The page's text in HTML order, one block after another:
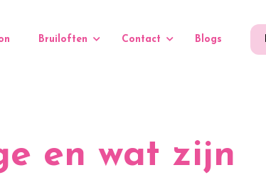
Bruiloften Contact Blogs
en wat zijn